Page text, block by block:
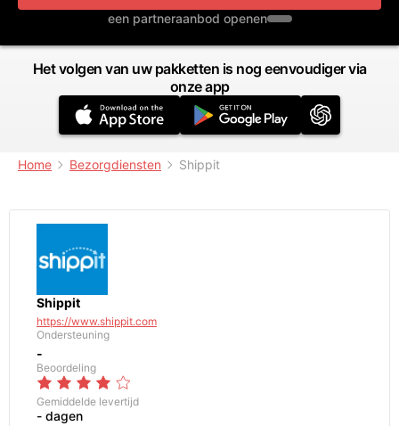
een partneraanbod openen
Het volgen van uw pakketten is nog eenvoudiger via
onze app
Home Bezorgdiensten Shippit
Shippit
https://www.shippit.com
Ondersteuning
-
Beoordeling
Gemiddelde levertijd
- dagen